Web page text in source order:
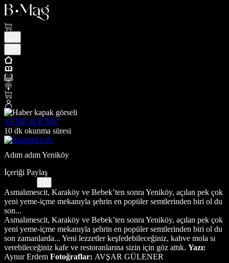
YEME & İÇME
10 dk okunma süresi
Adım adım Yeniköy
İçeriği Paylaş
Asmalımescit, Karaköy ve Bebek’ten sonra Yeniköy, açılan pek çok
yeni yeme-içme mekanıyla şehrin en popüler semtlerinden biri ol du
son...
Asmalımescit, Karaköy ve Bebek’ten sonra Yeniköy, açılan pek çok
yeni yeme-içme mekanıyla şehrin en popüler semtlerinden biri ol du
son zamanlarda... Yeni lezzetler keşfedebileceğiniz, kahve mola sı
verebileceğiniz kafe ve restoranlarına sizin için göz attık. Yazı:
Aynur Erdem Fotoğraflar: AVŞAR GÜLENER